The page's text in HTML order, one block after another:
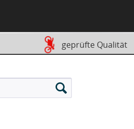
geprüfte Qualität